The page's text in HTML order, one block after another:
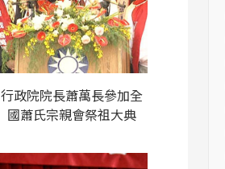
行政院院長蕭萬長參加全
國蕭氏宗親會祭祖大典